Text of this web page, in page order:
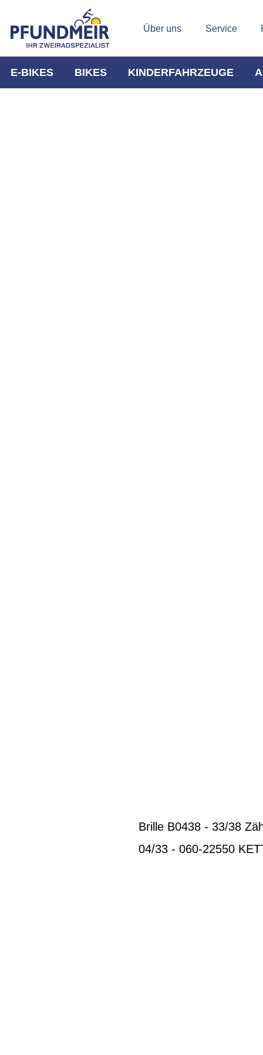
Über uns Service
E-BIKES BIKES KINDERFAHRZEUGE
Brille B0438 - 33/38
04/33 - 060-22550